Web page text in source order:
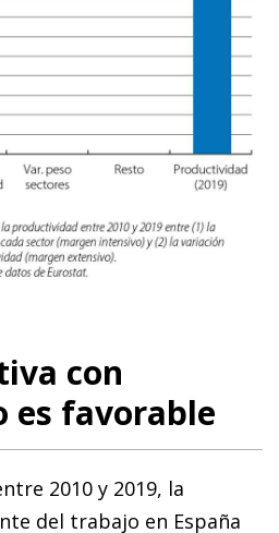
con
es favorable
2010 y 2019, la
del trabajo en España